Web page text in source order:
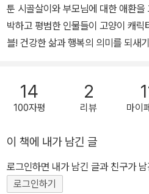
담그고 홀로 남겨진 아버지를 애증
원 선정작이다.
툰 시골살이와 부모님에 대한 애환을
박하고 평범한 인물들이 고양이 캐
블! 건강한 삶과 행복의 의미를 되새
탁』 1권이 출간되었다. 참신한 기획
운데 인물들이 고양이 캐릭터로 형
징을 띠고 있다. 프랑스에서 이미 출
맥락을 같이하며 소소한 삶의 단편들
변화뿐만 아니라 짜임새 있는 구성으
의 식탁』은 건강한 삶이란 어떤 것이
14
100자평
2
리뷰 마이
이 책에 내가 남긴 글
로그인하면 내가 남긴 글과 친구가
로그인하기